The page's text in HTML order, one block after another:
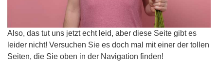
Also, das tut uns jetzt echt leid, aber diese Seite gibt es
leider nicht! Versuchen Sie es doch mal mit einer der tollen
Seiten, die Sie oben in der Navigation finden!